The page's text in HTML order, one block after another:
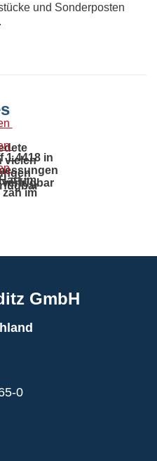
und Sonderposten
vielen
1.4418 in
verfügbar
im
zäh im
GmbH
0